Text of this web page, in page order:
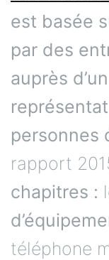
est basée
par des
auprès
personnes
rapport
chapitres :
téléphone